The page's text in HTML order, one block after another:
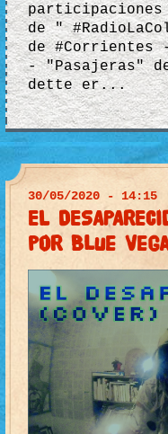
participaciones
de "
de #Corrientes
- "Pasajeras"
dette er...
30/05/2020 - 14:15
EL
por Blue